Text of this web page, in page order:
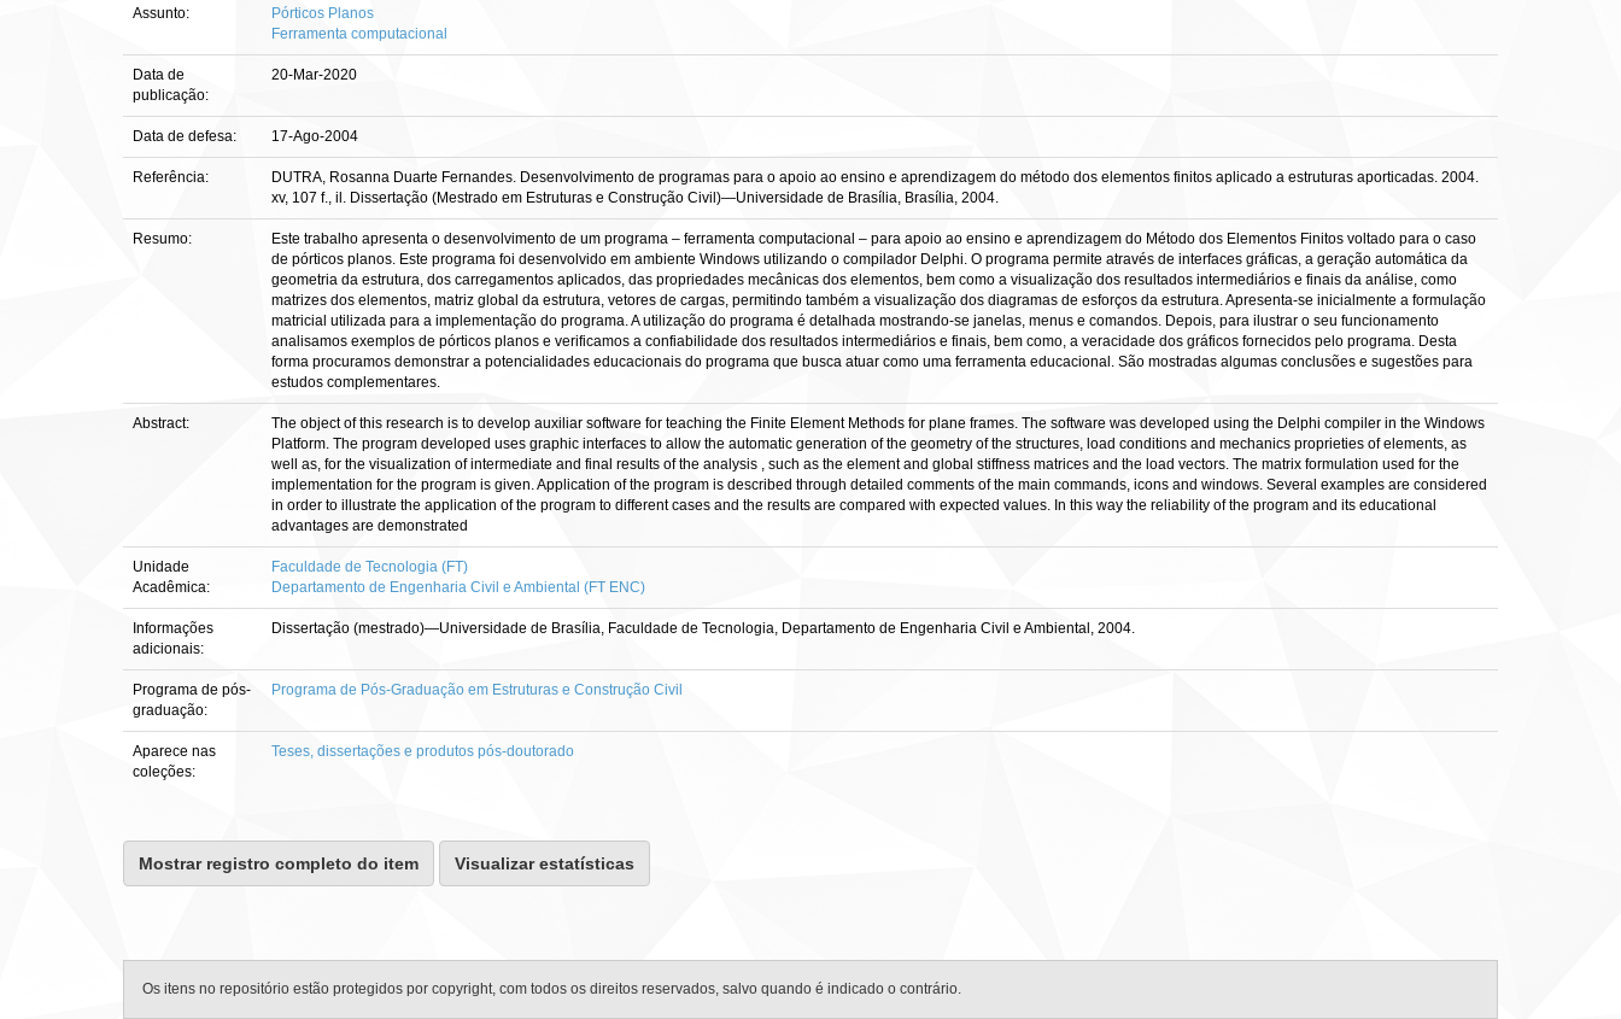
Assunto:
Pórticos Planos
Ferramenta computacional
Data de
publicação:
20-Mar-2020
Data de defesa: 17-Ago-2004
Referência:
DUTRA, Rosanna Duarte Fernandes. Desenvolvimento de programas para o apoio ao ensino e aprendizagem do método dos elementos finitos aplicado a estruturas aporticadas. 2004.
xv, 107 f., il. Dissertação (Mestrado em Estruturas e Construção Civil)—Universidade de Brasília, Brasília, 2004.
Resumo:
Este trabalho apresenta o desenvolvimento de um programa – ferramenta computacional – para apoio ao ensino e aprendizagem do Método dos Elementos Finitos voltado para o caso
de pórticos planos. Este programa foi desenvolvido em ambiente Windows utilizando o compilador Delphi. O programa permite através de interfaces gráficas, a geração automática da
geometria da estrutura, dos carregamentos aplicados, das propriedades mecânicas dos elementos, bem como a visualização dos resultados intermediários e finais da análise, como
matrizes dos elementos, matriz global da estrutura, vetores de cargas, permitindo também a visualização dos diagramas de esforços da estrutura. Apresenta-se inicialmente a formulação
matricial utilizada para a implementação do programa. A utilização do programa é detalhada mostrando-se janelas, menus e comandos. Depois, para ilustrar o seu funcionamento
analisamos exemplos de pórticos planos e verificamos a confiabilidade dos resultados intermediários e finais, bem como, a veracidade dos gráficos fornecidos pelo programa. Desta
forma procuramos demonstrar a potencialidades educacionais do programa que busca atuar como uma ferramenta educacional. São mostradas algumas conclusões e sugestões para
estudos complementares.
Abstract:
The object of this research is to develop auxiliar software for teaching the Finite Element Methods for plane frames. The software was developed using the Delphi compiler in the Windows
Platform. The program developed uses graphic interfaces to allow the automatic generation of the geometry of the structures, load conditions and mechanics proprieties of elements, as
well as, for the visualization of intermediate and final results of the analysis , such as the element and global stiffness matrices and the load vectors. The matrix formulation used for the
implementation for the program is given. Application of the program is described through detailed comments of the main commands, icons and windows. Several examples are considered
in order to illustrate the application of the program to different cases and the results are compared with expected values. In this way the reliability of the program and its educational
advantages are demonstrated
Unidade
Acadêmica:
Faculdade de Tecnologia (FT)
Departamento de Engenharia Civil e Ambiental (FT ENC)
Informações
adicionais:
Dissertação (mestrado)—Universidade de Brasília, Faculdade de Tecnologia, Departamento de Engenharia Civil e Ambiental, 2004.
Programa de pós-
graduação:
Programa de Pós-Graduação em Estruturas e Construção Civil
Aparece nas
coleções:
Teses, dissertações e produtos pós-doutorado
Mostrar registro completo do item Visualizar estatísticas
Os itens no repositório estão protegidos por copyright, com todos os direitos reservados, salvo quando é indicado o contrário.